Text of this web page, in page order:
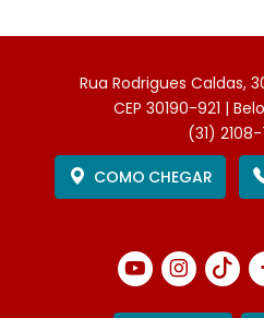
Rua Rodrigues Caldas,
CEP 30190-921 |
(31)
COMO CHEGAR